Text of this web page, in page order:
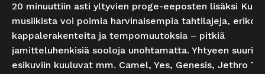
20 minuuttiin asti yltyvien proge-eeposten lisäksi
musiikista voi poimia harvinaisempia tahtilajeja,
kappalerakenteita ja tempomuutoksia – pitkiä
jamitteluhenkisiä sooloja unohtamatta. Yhtyeen
esikuviin kuuluvat mm. Camel, Yes, Genesis, Jethro